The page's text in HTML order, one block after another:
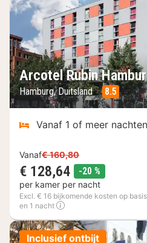
Arcotel Rubin
Hamburg, Duitsland 8.5
Vanaf 1 of meer nachten
Vanaf€ 160,80
€ 128,64 -20 %
per kamer per nacht
Excl. € 16 bijkomende kosten op
en 1 nacht
Inclusief ontbijt